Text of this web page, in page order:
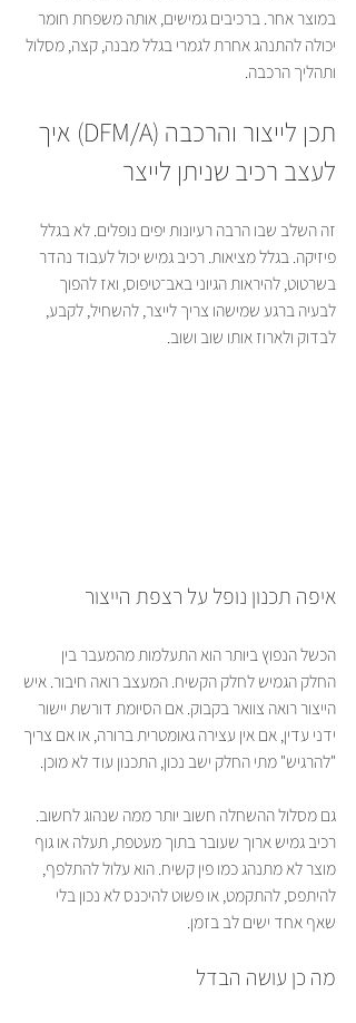
במוצר אחר. ברכיבים גמישים, אותה משפחת חומר
יכולה להתנהג אחרת לגמרי בגלל מבנה, קצה, מסלול
ותהליך הרכבה.
תכן לייצור והרכבה (DFM/A) איך
לעצב רכיב שניתן לייצר
זה השלב שבו הרבה רעיונות יפים נופלים. לא בגלל
פיזיקה. בגלל מציאות. רכיב גמיש יכול לעבוד נהדר
בשרטוט, להיראות הגיוני באב־טיפוס, ואז להפוך
לבעיה ברגע שמישהו צריך לייצר, להשחיל, לקבע,
לבדוק ולארוז אותו שוב ושוב.
איפה תכנון נופל על רצפת הייצור
הכשל הנפוץ ביותר הוא התעלמות מהמעבר בין
החלק הגמיש לחלק הקשיח. המעצב רואה חיבור. איש
הייצור רואה צוואר בקבוק. אם הסיומת דורשת יישור
ידני עדין, אם אין עצירה גאומטרית ברורה, או אם צריך
"להרגיש" מתי החלק ישב נכון, התכנון עוד לא מוכן.
גם מסלול ההשחלה חשוב יותר ממה שנהוג לחשוב.
רכיב גמיש ארוך שעובר בתוך מעטפת, תעלה או גוף
מוצר לא מתנהג כמו פין קשיח. הוא עלול להתלפף,
להיתפס, להתקמט, או פשוט להיכנס לא נכון בלי
שאף אחד ישים לב בזמן.
מה כן עושה הבדל